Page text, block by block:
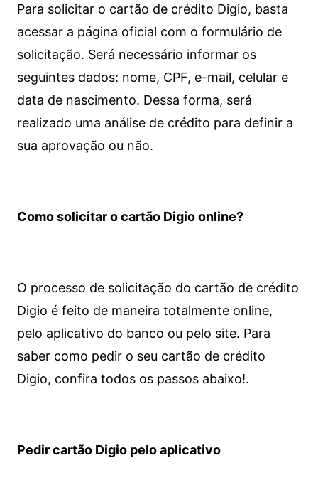
Para solicitar o cartão de crédito Digio, basta
acessar a página oficial com o formulário de
solicitação. Será necessário informar os
seguintes dados: nome, CPF, e-mail, celular e
data de nascimento. Dessa forma, será
realizado uma análise de crédito para definir a
sua aprovação ou não.
Como solicitar o cartão Digio online?
O processo de solicitação do cartão de crédito
Digio é feito de maneira totalmente online,
pelo aplicativo do banco ou pelo site. Para
saber como pedir o seu cartão de crédito
Digio, confira todos os passos abaixo!.
Pedir cartão Digio pelo aplicativo